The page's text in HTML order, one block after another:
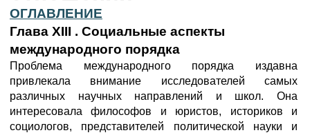
ОГЛАВЛЕНИЕ
Глава XIII . Социальные аспекты
международного порядка
Проблема международного порядка издавна
привлекала внимание исследователей самых
различных научных направлений и школ. Она
интересовала философов и юристов, историков и
социологов, представителей политической науки и